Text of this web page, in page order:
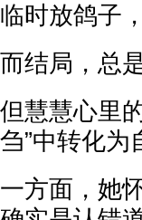
临时放鸽子
而结局，总
但慧慧心里
刍”中转化为
一方面，她